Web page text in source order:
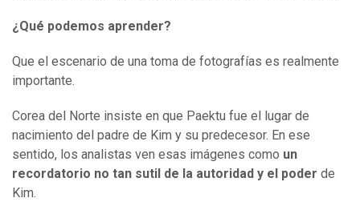
¿Qué podemos aprender?
Que el escenario de una toma de fotografías es realmente
importante.
Corea del Norte insiste en que Paektu fue el lugar de
nacimiento del padre de Kim y su predecesor. En ese
sentido, los analistas ven esas imágenes como un
recordatorio no tan sutil de la autoridad y el poder de
Kim.